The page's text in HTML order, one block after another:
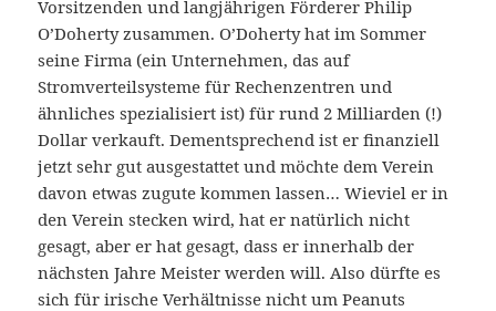
Vorsitzenden und langjährigen Förderer Philip
O’Doherty zusammen. O’Doherty hat im Sommer
seine Firma (ein Unternehmen, das auf
Stromverteilsysteme für Rechenzentren und
ähnliches spezialisiert ist) für rund 2 Milliarden (!)
Dollar verkauft. Dementsprechend ist er finanziell
jetzt sehr gut ausgestattet und möchte dem Verein
davon etwas zugute kommen lassen… Wieviel er in
den Verein stecken wird, hat er natürlich nicht
gesagt, aber er hat gesagt, dass er innerhalb der
nächsten Jahre Meister werden will. Also dürfte es
sich für irische Verhältnisse nicht um Peanuts